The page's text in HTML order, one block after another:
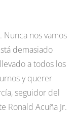
Nunca nos vamos
demasiado
a todos los
y querer
seguidor del
Ronald Acuña Jr.